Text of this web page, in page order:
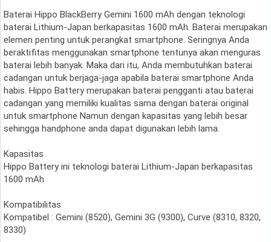
Baterai Hippo BlackBerry Gemini 1600 mAh dengan teknologi
baterai Lithium-Japan berkapasitas 1600 mAh. Baterai merupakan
elemen penting untuk perangkat smartphone. Seringnya Anda
beraktifitas menggunakan smartphone tentunya akan menguras
baterai lebih banyak. Maka dari itu, Anda membutuhkan baterai
cadangan untuk berjaga-jaga apabila baterai smartphone Anda
habis. Hippo Battery merupakan baterai pengganti atau baterai
cadangan yang memiliki kualitas sama dengan baterai original
untuk smartphone Namun dengan kapasitas yang lebih besar
sehingga handphone anda dapat digunakan lebih lama.
Kapasitas
Hippo Battery ini teknologi baterai Lithium-Japan berkapasitas
1600 mAh
Kompatibilitas
Kompatibel : Gemini (8520), Gemini 3G (9300), Curve (8310, 8320,
8330)